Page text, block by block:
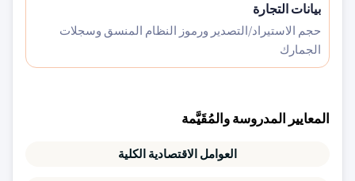
بيانات التجارة
حجم الاستيراد/التصدير ورموز النظام المنسق وسجلات
الجمارك
المعايير المدروسة والمُقَيَّمة
العوامل الاقتصادية الكلية